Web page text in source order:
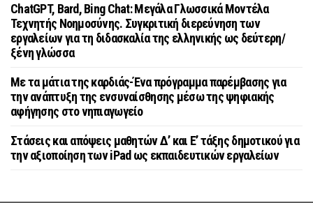
ChatGPT, Bard, Bing Chat: Μεγάλα Γλωσσικά Μοντέλα
Τεχνητής Νοημοσύνης. Συγκριτική διερεύνηση των
εργαλείων για τη διδασκαλία της ελληνικής ως δεύτερη/
ξένη γλώσσα
Με τα μάτια της καρδιάς-Ένα πρόγραμμα παρέμβασης για
την ανάπτυξη της ενσυναίσθησης μέσω της ψηφιακής
αφήγησης στο νηπιαγωγείο
Στάσεις και απόψεις μαθητών Δ’ και Ε’ τάξης δημοτικού για
την αξιοποίηση των iPad ως εκπαιδευτικών εργαλείων